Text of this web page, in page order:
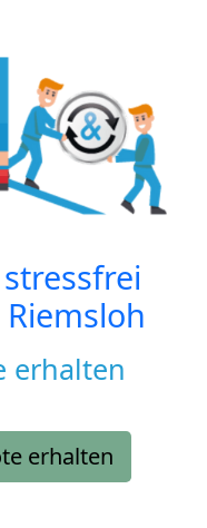
Riemsloh
erhalten
erhalten